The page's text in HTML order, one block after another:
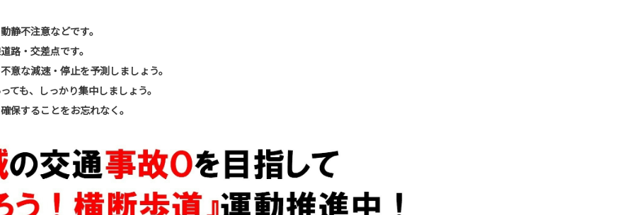
静不注意などです。
路・交差点です。
意な減速・停止を予測しまし ょう。
ても、しっかり集中しましょう。
保することをお忘れなく。